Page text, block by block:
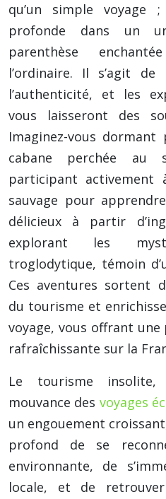
qu’un simple voyage
profonde dans un
parenthèse
l’ordinaire. Il s’agit de
l’authenticité, et les
vous laisseront des
Imaginez-vous
cabane perchée au
participant activement
sauvage pour
délicieux à partir
explorant les
troglodytique, témoin
Ces aventures sortent
du tourisme et
voyage, vous offrant
rafraîchissante sur la
Le tourisme insolite,
mouvance des voyages
un engouement
profond de se
environnante, de
locale, et de